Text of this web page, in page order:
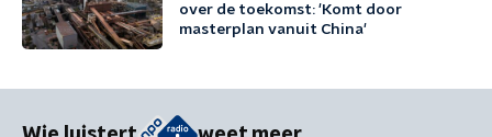
over de toekomst: 'Komt door
masterplan vanuit China'